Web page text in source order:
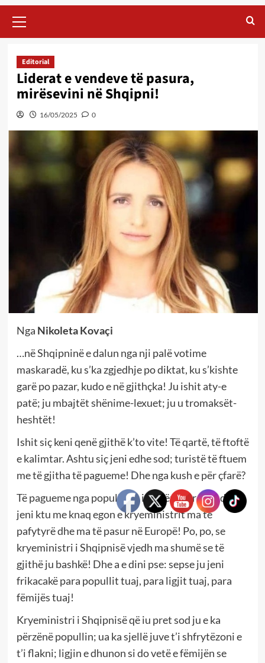
Menu
Editorial
Liderat e vendeve të pasura,
mirësevini në Shqipni!
16/05/2025 0
Nga Nikoleta Kovaçi
…në Shqipninë e dalun nga nji palë votime
maskaradë, ku s’ka zgjedhje po diktat, ku s’kishte
garë po pazar, kudo e në gjithçka! Ju ishit aty-e
patë; ju mbajtët shënime-lexuet; ju u tromaksët-
heshtët!
Ishit siç keni qenë gjithë k’to vite! Të qartë, të ftoftë
e kalimtar. Ashtu siç jeni edhe sod; turistë të ftuem
me të gjitha të pagueme! Dhe nga kush e për çfarë?
Të pagueme nga populli ma i varfër i Europës dhe
jeni ktu me knaq egon e kryeministrit ma të
pafytyrë dhe ma të pasur në Europë! Po, po, se
kryeministri i Shqipnisë vjedh ma shumë se të
gjithë ju bashkë! Dhe a e dini pse: sepse ju jeni
frikacakë para popullit tuaj, para ligjit tuaj, para
fëmijës tuaj!
Kryeministri i Shqipnisë që iu pret sod ju e ka
përzënë popullin; ua ka sjellë juve t’i shfrytëzoni e
t’i flakni; ligjin e dhunon si do vetë e fëmijën se